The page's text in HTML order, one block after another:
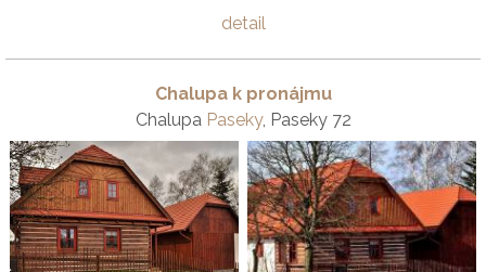
detail
Chalupa k pronájmu
Chalupa Paseky, Paseky 72